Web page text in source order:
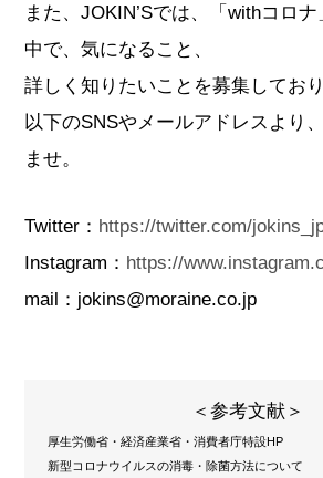
また、JOKIN’Sでは、「withコロ
中で、気になること、
詳しく知りたいことを募集しており
以下のSNSやメールアドレスより
ませ。
Twitter： https://twitter.com/
Instagram： https://
mail：jokins@moraine.co.jp
＜参考文献＞
厚生労働省・経済産業省・消費者庁特設HP
新型コロナウイルスの消毒・除菌方法について